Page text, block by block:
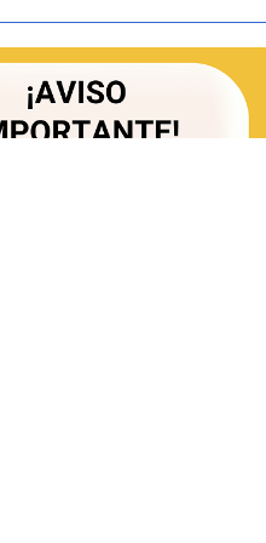
3.1.5 del
de Industria
proyecto de
y